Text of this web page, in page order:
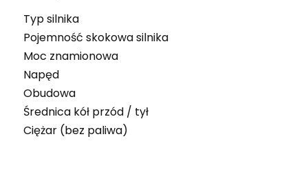
Typ silnika
Pojemność skokowa silnika
Moc znamionowa
Napęd
Obudowa
Średnica kół przód / tył
Ciężar (bez paliwa)